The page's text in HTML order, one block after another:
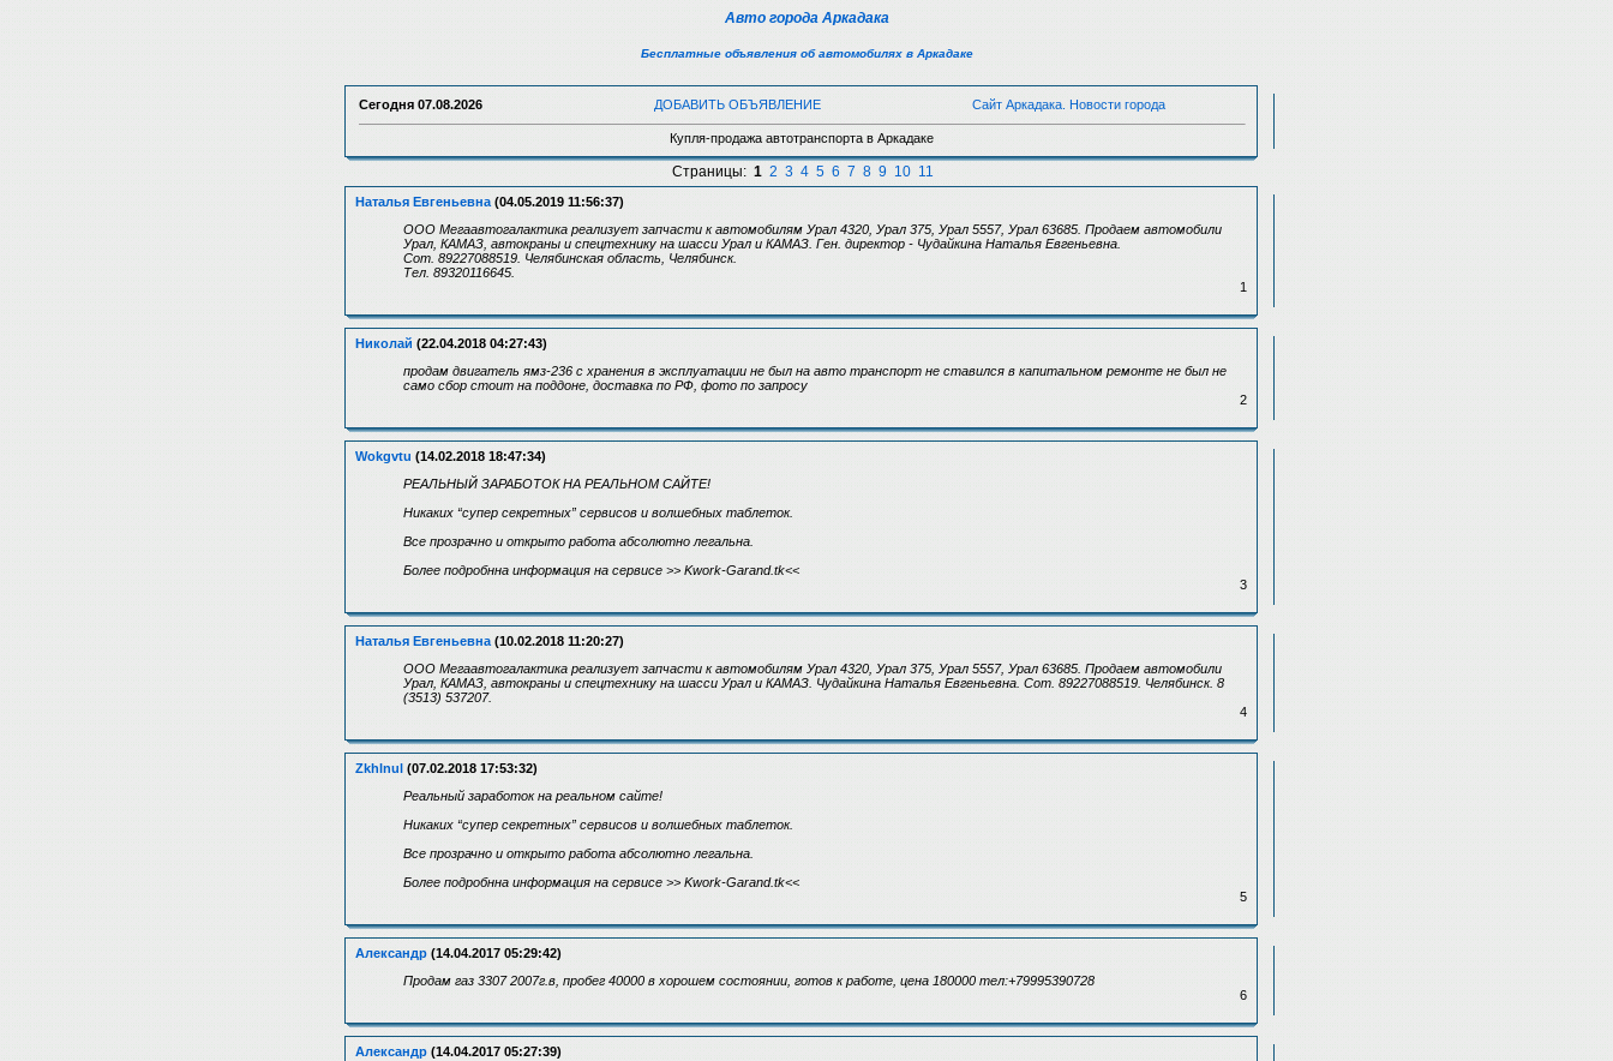
Авто города Аркадака
Бесплатные объявления об автомобилях в Аркадаке
Сегодня 07.08.2026 ДОБАВИТЬ ОБЪЯВЛЕНИЕ Сайт Аркадака. Новости города
Купля-продажа автотранспорта в Аркадаке
Страницы: 1 2 3 4 5 6 7 8 9 10 11
Наталья Евгеньевна (04.05.2019 11:56:37)
ООО Мегаавтогалактика реализует запчасти к автомобилям Урал 4320, Урал 375, Урал 5557, Урал 63685. Продаем автомобили
Урал, КАМАЗ, автокраны и спецтехнику на шасси Урал и КАМАЗ. Ген. директор - Чудайкина Наталья Евгеньевна.
Сот. 89227088519. Челябинская область, Челябинск.
Тел. 89320116645.
1
Николай (22.04.2018 04:27:43)
продам двигатель ямз-236 с хранения в эксплуатации не был на авто транспорт не ставился в капитальном ремонте не был не
само сбор стоит на поддоне, доставка по РФ, фото по запросу
2
Wokgvtu (14.02.2018 18:47:34)
РЕАЛЬНЫЙ ЗАРАБОТОК НА РЕАЛЬНОМ САЙТЕ!
Никаких “супер секретных” сервисов и волшебных таблеток.
Все прозрачно и открыто работа абсолютно легальна.
Более подробнна информация на сервисе >> Kwork-Garand.tk<<
3
Наталья Евгеньевна (10.02.2018 11:20:27)
ООО Мегаавтогалактика реализует запчасти к автомобилям Урал 4320, Урал 375, Урал 5557, Урал 63685. Продаем автомобили
Урал, КАМАЗ, автокраны и спецтехнику на шасси Урал и КАМАЗ. Чудайкина Наталья Евгеньевна. Сот. 89227088519. Челябинск. 8
(3513) 537207.
4
Zkhlnul (07.02.2018 17:53:32)
Реальный заработок на реальном сайте!
Никаких “супер секретных” сервисов и волшебных таблеток.
Все прозрачно и открыто работа абсолютно легальна.
Более подробнна информация на сервисе >> Kwork-Garand.tk<<
5
Александр (14.04.2017 05:29:42)
Продам газ 3307 2007г.в, пробег 40000 в хорошем состоянии, готов к работе, цена 180000 тел:+79995390728
6
Александр (14.04.2017 05:27:39)